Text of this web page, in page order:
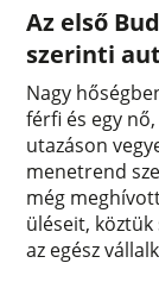
Az első
szerinti
Nagy
férfi és egy
utazáson
menetrend
még
üléseit,
az egész